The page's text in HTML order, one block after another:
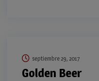
septiembre 29, 2017
Golden Beer